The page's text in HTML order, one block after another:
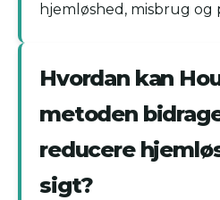
hjemløshed, misbrug og
Hvordan kan
metoden
reducere
sigt?